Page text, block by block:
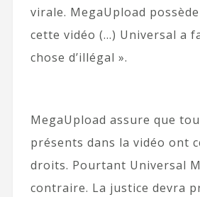
virale. MegaUpload
cette vidéo (…) Universal a
chose d’illégal ».
MegaUpload assure que
présents dans la vidéo ont
droits. Pourtant Universal
contraire. La justice devra